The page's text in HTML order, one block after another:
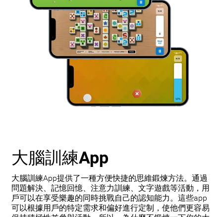
大腦訓練App
大腦訓練App提供了一種方便快捷的思維鍛煉方法。通過
問題解決、記憶回憶、注意力訓練、文字遊戲等活動，用
戶可以在享受樂趣的同時挑戰自己的認知能力。這些app
可以根據用戶的特定需求和偏好進行定制，使他們更容易